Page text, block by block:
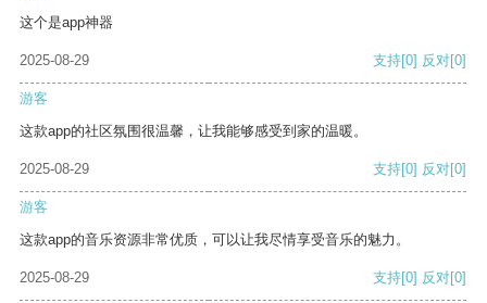
这个是app神器
2025-08-29 支持[0] 反对[0]
游客
这款app的社区氛围很温馨，让我能够感受到家的温暖。
2025-08-29 支持[0] 反对[0]
游客
这款app的音乐资源非常优质，可以让我尽情享受音乐的魅力。
2025-08-29 支持[0] 反对[0]